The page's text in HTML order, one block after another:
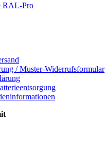
RAL-Pro
/ Muster-Widerrufsformular